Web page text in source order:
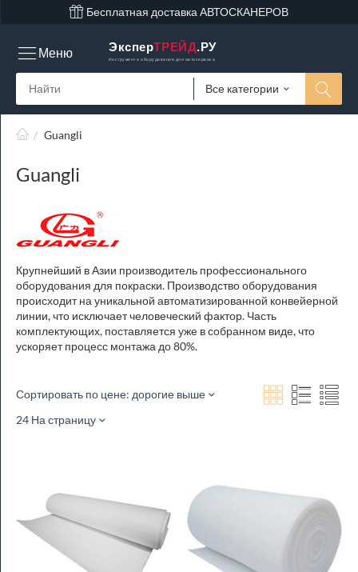
Бесплатная доставка АВТОСКАНЕРОВ
ЭксперТРЕЙД.РУ
Инструмент и оборудование для автосервиса
Все категории
Меню
/ Guangli
Guangli
Крупнейший в Азии производитель профессионального
оборудования для покраски. Производство оборудования
происходит на уникальной автоматизированной конвейерной
линии, что исключает человеческий фактор. Часть
комплектующих, поставляется уже в собранном виде, что
ускоряет процесс монтажа до 80%.
Сортировать по цене: дорогие выше
24 На страницу